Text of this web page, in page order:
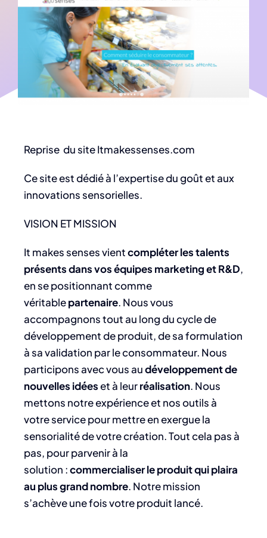
Reprise du site Itmakessenses.com
Ce site est dédié à l’expertise du goût et aux
innovations sensorielles.
VISION ET MISSION
It makes senses vientcompléter les talents
présents dans vos équipes marketing et R&D,
en se positionnant comme
véritablepartenaire. Nous vous
accompagnons tout au long du cycle de
développement de produit, de sa formulation
à sa validation par le consommateur. Nous
participons avec vous audéveloppement de
nouvelles idéeset à leurréalisation. Nous
mettons notre expérience et nos outils à
votre service pour mettre en exergue la
sensorialité de votre création. Tout cela pas à
pas, pour parvenir à la
solution :commercialiser le produit qui plaira
au plus grand nombre. Notre mission
s’achève une fois votre produit lancé.